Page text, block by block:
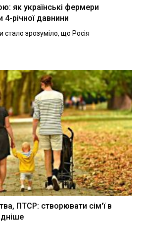
як українські фермери
річної давнини
стало зрозуміло, що Росія
ПТСР: створювати сім'ї в